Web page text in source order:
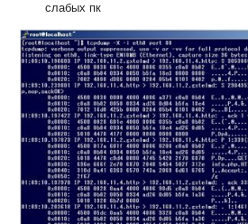
слабых пк